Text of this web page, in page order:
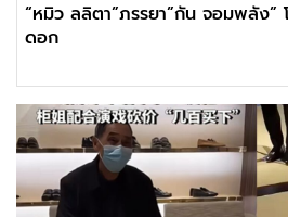
“หมิว ลลิตา”ภรรยา”กัน จอมพลัง
ดอก